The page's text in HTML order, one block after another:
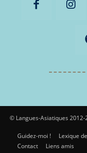
© Langues-Asiatiques 2012-
Guidez-moi ! Lexique
Contact
Liens amis